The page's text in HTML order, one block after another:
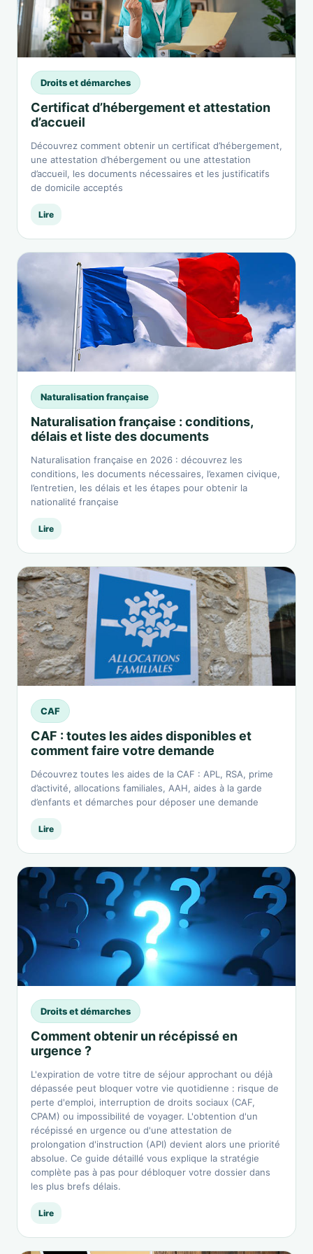
Droits et démarches
Certificat d’hébergement et attestation
d’accueil
Découvrez comment obtenir un certificat d’hébergement,
une attestation d’hébergement ou une attestation
d’accueil, les documents nécessaires et les justificatifs
de domicile acceptés
Lire
Naturalisation française
Naturalisation française : conditions,
délais et liste des documents
Naturalisation française en 2026 : découvrez les
conditions, les documents nécessaires, l’examen civique,
l’entretien, les délais et les étapes pour obtenir la
nationalité française
Lire
CAF
CAF : toutes les aides disponibles et
comment faire votre demande
Découvrez toutes les aides de la CAF : APL, RSA, prime
d’activité, allocations familiales, AAH, aides à la garde
d’enfants et démarches pour déposer une demande
Lire
Droits et démarches
Comment obtenir un récépissé en
urgence ?
L'expiration de votre titre de séjour approchant ou déjà
dépassée peut bloquer votre vie quotidienne : risque de
perte d'emploi, interruption de droits sociaux (CAF,
CPAM) ou impossibilité de voyager. L'obtention d'un
récépissé en urgence ou d'une attestation de
prolongation d'instruction (API) devient alors une priorité
absolue. Ce guide détaillé vous explique la stratégie
complète pas à pas pour débloquer votre dossier dans
les plus brefs délais.
Lire